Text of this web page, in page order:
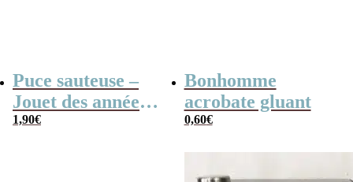
Puce sauteuse –
Jouet des années
80
1,90€
Bonhomme
acrobate gluant
0,60€